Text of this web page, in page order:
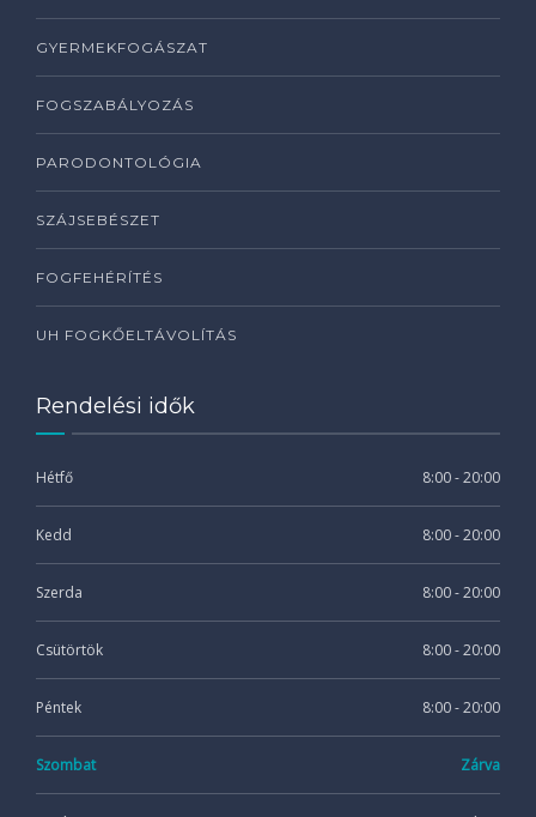
GYERMEKFOGÁSZAT
FOGSZABÁLYOZÁS
PARODONTOLÓGIA
SZÁJSEBÉSZET
FOGFEHÉRÍTÉS
UH FOGKŐELTÁVOLÍTÁS
Rendelési idők
Hétfő 8:00 - 20:00
Kedd 8:00 - 20:00
Szerda 8:00 - 20:00
Csütörtök 8:00 - 20:00
Péntek 8:00 - 20:00
Szombat Zárva